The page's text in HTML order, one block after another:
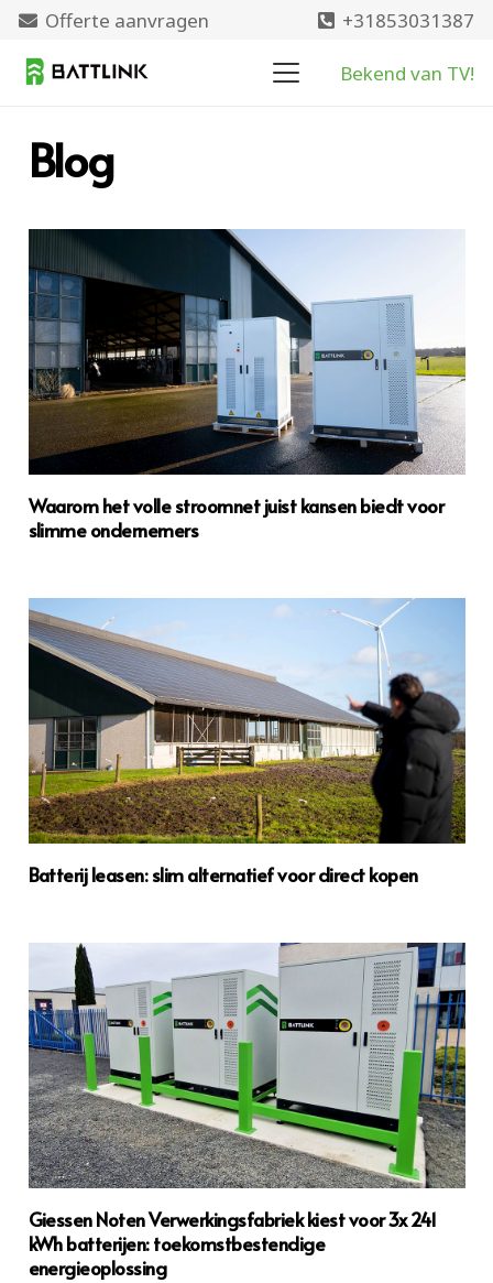
Offerte aanvragen +31853031387
Bekend van TV!
Blog
Waarom het volle stroomnet juist kansen biedt voor
slimme ondernemers
Batterij leasen: slim alternatief voor direct kopen
Giessen Noten Verwerkingsfabriek kiest voor 3x 241
kWh batterijen: toekomstbestendige
energieoplossing